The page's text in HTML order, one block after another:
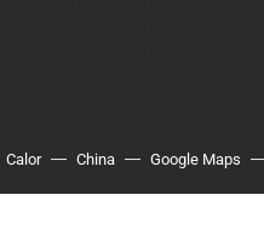
Calor China Google Maps